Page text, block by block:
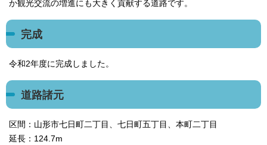
か観光交流の増進にも大きく貢献する道路です。
完成
令和2年度に完成しました。
道路諸元
区間：山形市七日町二丁目、七日町五丁目、本町二丁目
延長：124.7m